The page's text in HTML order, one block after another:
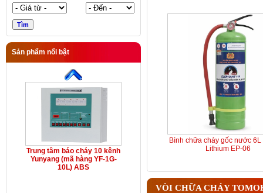
Sản phẩm nổi bật
Trung tâm báo cháy 10 kênh
Yunyang (mã hàng YF-1G-
10L) ABS
Bình chữa cháy gốc nước 6L
Lithium EP-06
VÒI CHỮA CHÁY